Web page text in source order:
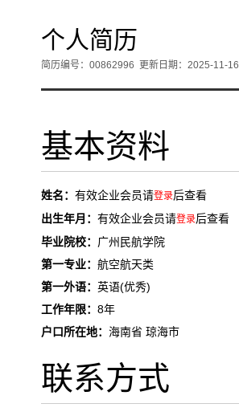
个人简历
简历编号：00862996 更新日期：2025-11-16
基本资料
姓名： 有效企业会员请登录后查看
出生年月： 有效企业会员请登录后查看
毕业院校： 广州民航学院
第一专业： 航空航天类
第一外语： 英语(优秀)
工作年限： 8年
户口所在地： 海南省 琼海市
联系方式